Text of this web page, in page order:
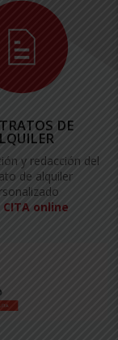
DE
y redacción del
de alquiler
CITA online